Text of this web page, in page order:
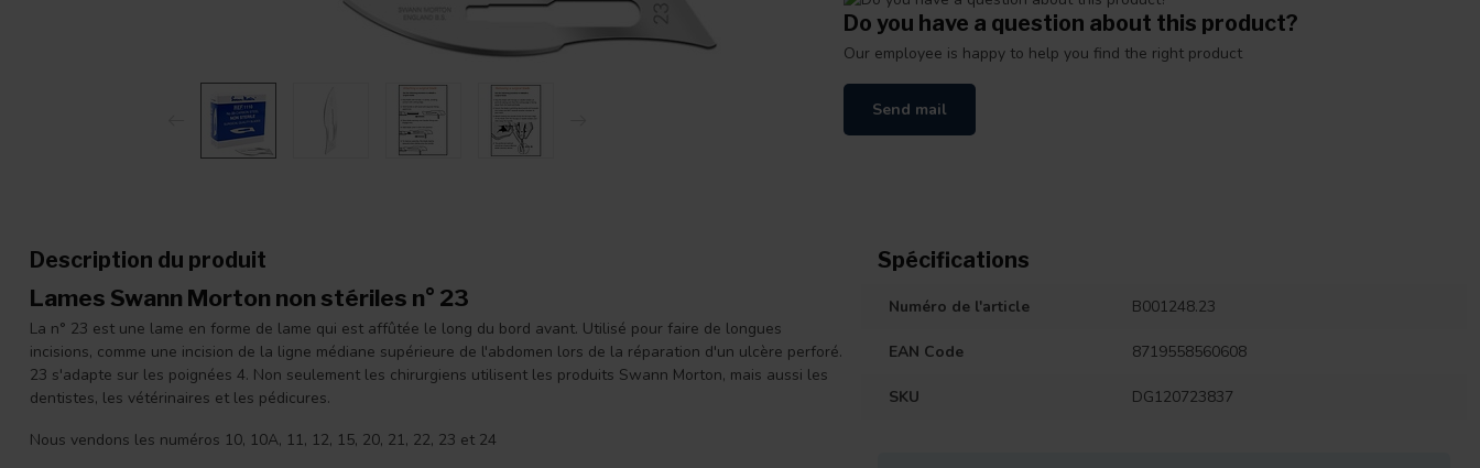
Do you have a question about this product?
Our employee is happy to help you find the right product
Send mail
Description du produit
Lames Swann Morton non stériles n° 23
La n° 23 est une lame en forme de lame qui est affûtée le long du bord avant. Utilisé pour faire de longues
incisions, comme une incision de la ligne médiane supérieure de l'abdomen lors de la réparation d'un ulcère perforé.
23 s'adapte sur les poignées 4. Non seulement les chirurgiens utilisent les produits Swann Morton, mais aussi les
dentistes, les vétérinaires et les pédicures.
Nous vendons les numéros 10, 10A, 11, 12, 15, 20, 21, 22, 23 et 24
Spécifications
Numéro de l'article B001248.23
EAN Code 8719558560608
SKU DG120723837